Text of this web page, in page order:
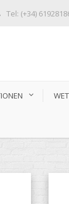
Tel: (+34)